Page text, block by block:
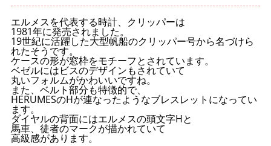
エルメスを代表する時計、クリッパーは
1981年に発売されました。
19世紀に活躍した大型帆船のクリッパー号から名づけら
れたそうです。
ケースの形が窓枠をモチーフとされています。
ベゼルにはビスのデザインもされていて
丸いフォルムがかわいいですね。
また、ベルト部分も特徴的で、
HERUMESのHが連なったようなブレスレットになってい
ます。
ダイヤルの背面にはエルメスの頭文字Hと
馬車、徒者のマークが描かれていて
高級感があります。